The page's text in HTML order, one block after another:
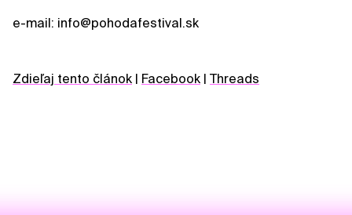
e-mail: info@pohodafestival.sk
Zdieľaj tento článok Facebook Threads